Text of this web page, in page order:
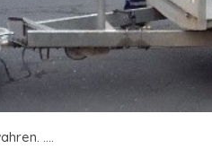
....